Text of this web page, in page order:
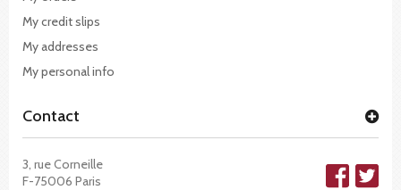
My credit slips
My addresses
My personal info
Contact
3, rue Corneille
F-75006 Paris